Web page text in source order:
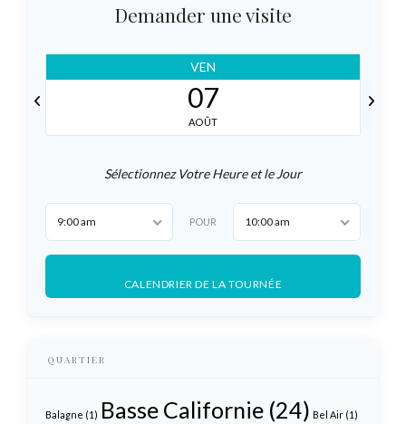
Demander une visite
VEN
07
AOÛT
Sélectionnez Votre Heure et le Jour
9:00 am POUR 10:00 am
CALENDRIER DE LA TOURNÉE
QUARTIER
Balagne (1) Basse Californie (24) Bel Air (1)